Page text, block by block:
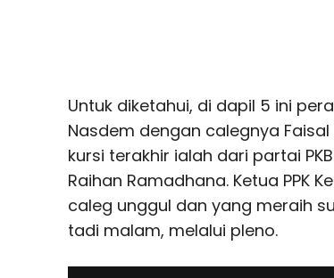
Untuk diketahui, di dapil 5 ini
Nasdem dengan calegnya Faisal
kursi terakhir ialah dari partai
Raihan Ramadhana. Ketua PPK
caleg unggul dan yang meraih
tadi malam, melalui pleno.